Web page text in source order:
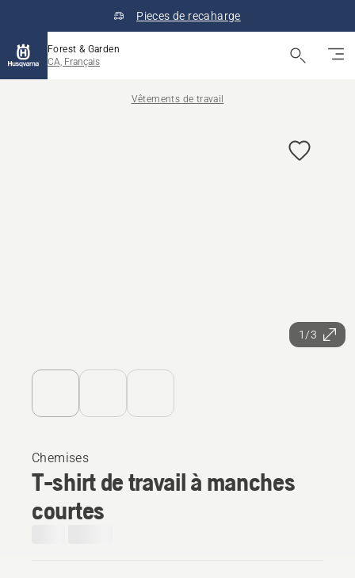
Pieces de recaharge
Forest & Garden
CA, Français
Vêtements de travail
1/3
Chemises
T-shirt de travail à manches
courtes